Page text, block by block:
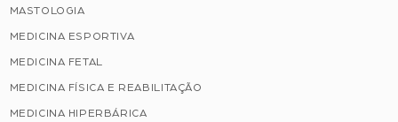
MASTOLOGIA
MEDICINA ESPORTIVA
MEDICINA FETAL
MEDICINA FÍSICA E REABILITAÇÃO
MEDICINA HIPERBÁRICA